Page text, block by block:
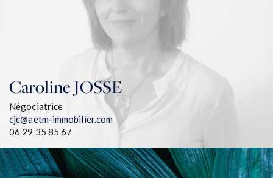
CarolineJOSSE
Négociatrice
cjc@aetm-immobilier.com
06 29 35 85 67